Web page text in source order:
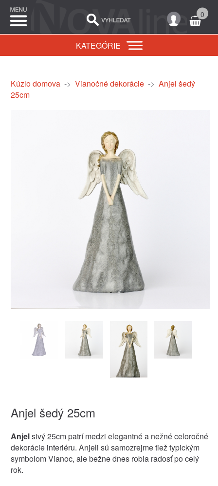
0
KATEGÓRIE
Kúzlo domova-> Vianočné dekorácie-> Anjel šedý
25cm
Anjel šedý 25cm
Anjelsivý 25cm patrí medzi elegantné a nežné celoročné
dekorácie interiéru. Anjeli sú samozrejme tiež typickým
symbolom Vianoc, ale bežne dnes robia radosť po celý
rok.